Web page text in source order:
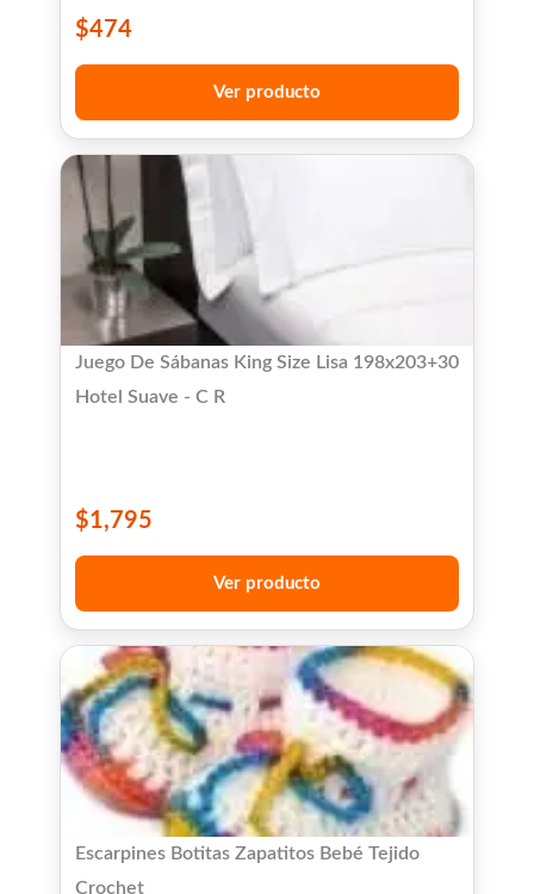
$474
Ver producto
Juego De Sábanas King Size Lisa 198x203+30
Hotel Suave - C R
$1,795
Ver producto
Escarpines Botitas Zapatitos Bebé Tejido
Crochet